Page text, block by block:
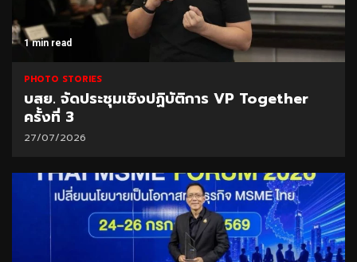
1 min read
PHOTO STORIES
บสย. จัดประชุมเชิงปฏิบัติการ VP Together
ครั้งที่ 3
27/07/2026